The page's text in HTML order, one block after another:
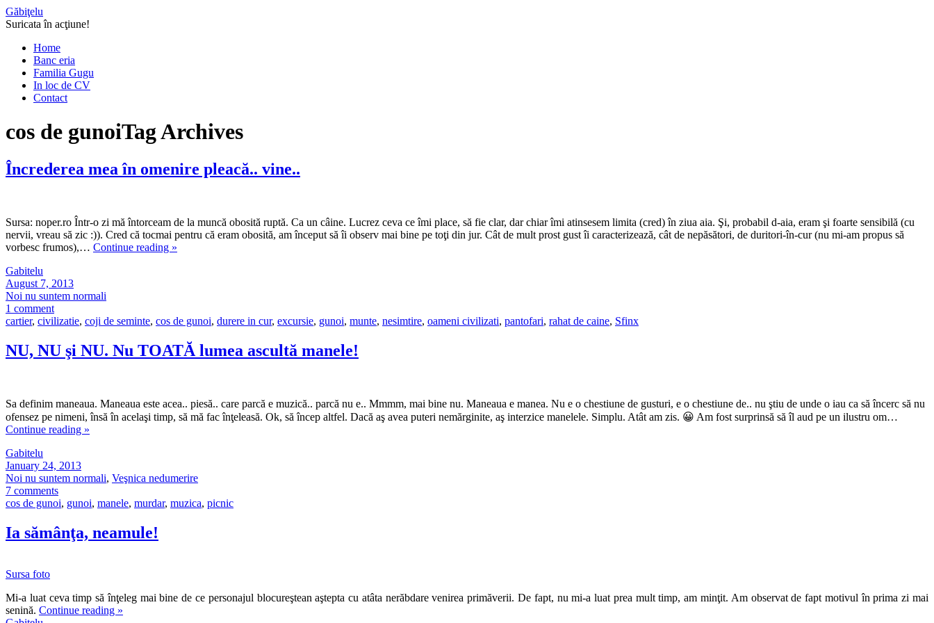
Găbiţelu
Suricata în acţiune!
Home
Banc eria
Familia Gugu
In loc de CV
Contact
cos de gunoiTag Archives
Încrederea mea în omenire pleacă.. vine..
Sursa: noper.ro Într-o zi mă întorceam de la muncă obosită ruptă. Ca un câine. Lucrez ceva ce îmi place, să fie clar, dar chiar îmi atinsesem limita (cred) în ziua aia. Şi, probabil d-aia, eram şi foarte sensibilă (cu
nervii, vreau să zic :)). Cred că tocmai pentru că eram obosită, am început să îi observ mai bine pe toţi din jur. Cât de mult prost gust îi caracterizează, cât de nepăsători, de duritori-în-cur (nu mi-am propus să
vorbesc frumos),… Continue reading »
Gabitelu
August 7, 2013
Noi nu suntem normali
1 comment
cartier, civilizatie, coji de seminte, cos de gunoi, durere in cur, excursie, gunoi, munte, nesimtire, oameni civilizati, pantofari, rahat de caine, Sfinx
NU, NU şi NU. Nu TOATĂ lumea ascultă manele!
Sa definim maneaua. Maneaua este acea.. piesă.. care parcă e muzică.. parcă nu e.. Mmmm, mai bine nu. Maneaua e manea. Nu e o chestiune de gusturi, e o chestiune de.. nu ştiu de unde o iau ca să încerc să nu
ofensez pe nimeni, însă în acelaşi timp, să mă fac înţeleasă. Ok, să încep altfel. Dacă aş avea puteri nemărginite, aş interzice manelele. Simplu. Atât am zis. 😀 Am fost surprinsă să îl aud pe un ilustru om…
Continue reading »
Gabitelu
January 24, 2013
Noi nu suntem normali, Veşnica nedumerire
7 comments
cos de gunoi, gunoi, manele, murdar, muzica, picnic
Ia sămânţa, neamule!
Sursa foto
Mi-a luat ceva timp să înţeleg mai bine de ce personajul blocureştean aştepta cu atâta nerăbdare venirea primăverii. De fapt, nu mi-a luat prea mult timp, am minţit. Am observat de fapt motivul în prima zi mai
senină. Continue reading »